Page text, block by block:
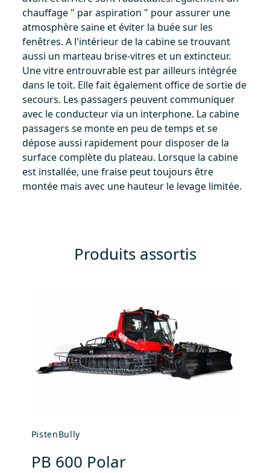
chauffage " par aspiration " pour assurer une
atmosphère saine et éviter la buée sur les
fenêtres. A l'intérieur de la cabine se trouvant
aussi un marteau brise-vitres et un extincteur.
Une vitre entrouvrable est par ailleurs intégrée
dans le toit. Elle fait également office de sortie de
secours. Les passagers peuvent communiquer
avec le conducteur via un interphone. La cabine
passagers se monte en peu de temps et se
dépose aussi rapidement pour disposer de la
surface complète du plateau. Lorsque la cabine
est installée, une fraise peut toujours être
montée mais avec une hauteur le levage limitée.
Produits assortis
PistenBully
PB 600 Polar